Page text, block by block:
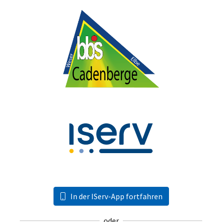
In der IServ-App fortfahren